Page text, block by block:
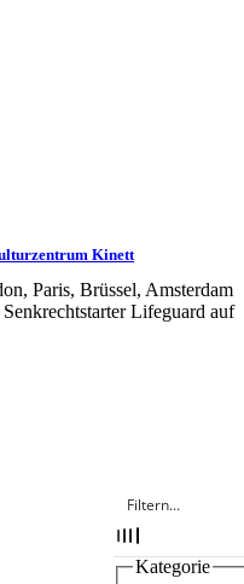
Kinett
Paris, Brüssel, Amsterdam
Lifeguard auf
Kategorie